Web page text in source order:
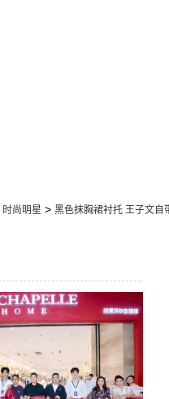
时尚明星 > 黑色抹胸裙衬托 王子文自